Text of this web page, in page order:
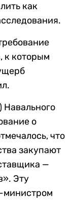
как
к которым
о
что
закупают
—
Эту
министром